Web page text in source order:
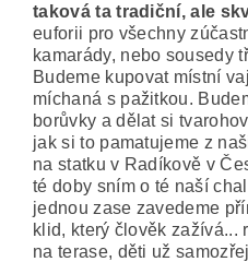
taková ta tradiční, ale
euforii pro všechny
kamarády, nebo sousedy
Budeme kupovat místní
míchaná s pažitkou.
borůvky a dělat si
jak si to pamatujeme z
na statku v Radíkově v
té doby sním o té naší
jednou zase zavedeme
klid, který člověk zažívá...
na terase, děti už